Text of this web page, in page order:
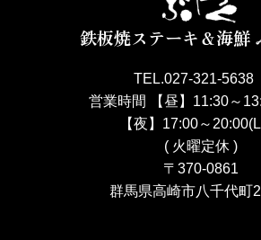
鉄板焼ステーキ＆海鮮
TEL.027-321-5638
営業時間 【昼】11:30～
【夜】17:00～
( 火曜定休 )
〒370-0861
群馬県高崎市八千代町